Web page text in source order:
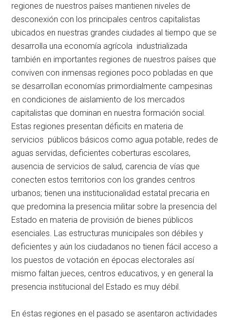
regiones de nuestros países mantienen niveles de
desconexión con los principales centros capitalistas
ubicados en nuestras grandes ciudades al tiempo que se
desarrolla una economía agrícola industrializada
también en importantes regiones de nuestros países que
conviven con inmensas regiones poco pobladas en que
se desarrollan economías primordialmente campesinas
en condiciones de aislamiento de los mercados
capitalistas que dominan en nuestra formación social.
Estas regiones presentan déficits en materia de
servicios públicos básicos como agua potable, redes de
aguas servidas, deficientes coberturas escolares,
ausencia de servicios de salud, carencia de vías que
conecten estos territorios con los grandes centros
urbanos; tienen una institucionalidad estatal precaria en
que predomina la presencia militar sobre la presencia del
Estado en materia de provisión de bienes públicos
esenciales. Las estructuras municipales son débiles y
deficientes y aún los ciudadanos no tienen fácil acceso a
los puestos de votación en épocas electorales así
mismo faltan jueces, centros educativos, y en general la
presencia institucional del Estado es muy débil.
En éstas regiones en el pasado se asentaron actividades